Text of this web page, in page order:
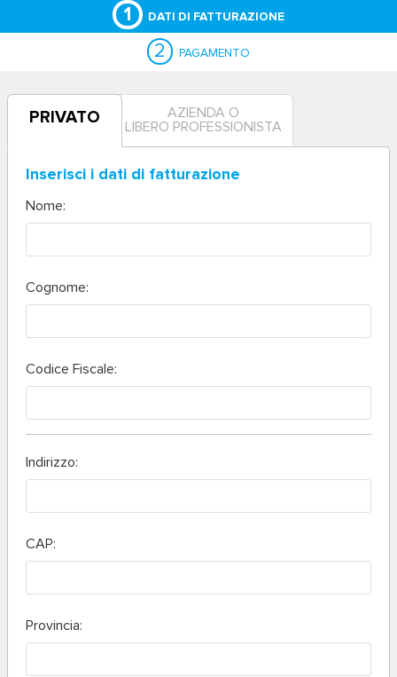
1 DATI DI FATTURAZIONE
2 PAGAMENTO
PRIVATO
AZIENDA O
LIBERO PROFESSIONISTA
Inserisci i dati di fatturazione
Nome:
Cognome:
Codice Fiscale:
Indirizzo:
CAP:
Provincia: